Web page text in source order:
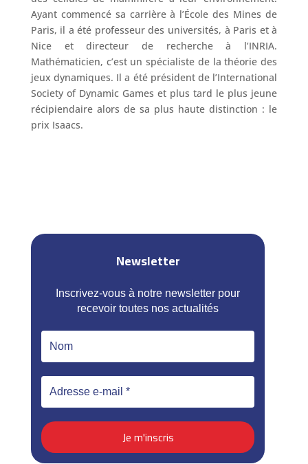
Ayant commencé sa carrière à l’École des Mines de
Paris, il a été professeur des universités, à Paris et à
Nice et directeur de recherche à l’INRIA.
Mathématicien, c’est un spécialiste de la théorie des
jeux dynamiques. Il a été président de l’International
Society of Dynamic Games et plus tard le plus jeune
récipiendaire alors de sa plus haute distinction : le
prix Isaacs.
Newsletter
Inscrivez-vous à notre newsletter pour
recevoir toutes nos actualités